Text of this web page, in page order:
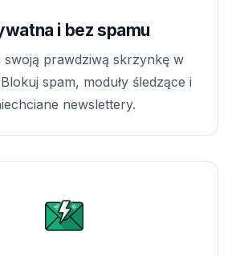
i bez spamu
swoją prawdziwą skrzynkę w
spam, moduły śledzące i
newslettery.